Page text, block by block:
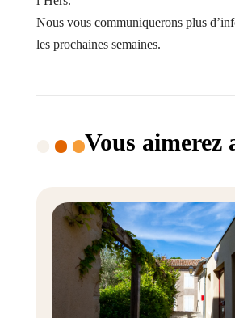
Nous vous communiquerons plus
les prochaines semaines.
Vous aimerez